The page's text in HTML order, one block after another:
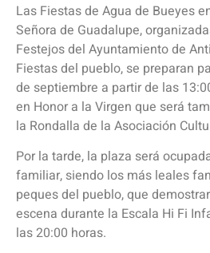
Las Fiestas de Agua de Bueyes
Señora de Guadalupe,
Festejos del Ayuntamiento de
Fiestas del pueblo, se preparan
de septiembre a partir de las
en Honor a la Virgen que será
la Rondalla de la Asociación
Por la tarde, la plaza será
familiar, siendo los más leales
peques del pueblo, que
escena durante la Escala Hi Fi
las 20:00 horas.